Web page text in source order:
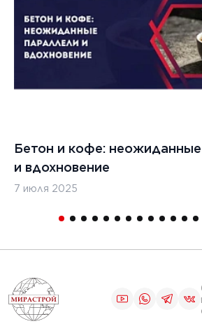
Бетон и кофе:
и вдохновение
7 июля 2025